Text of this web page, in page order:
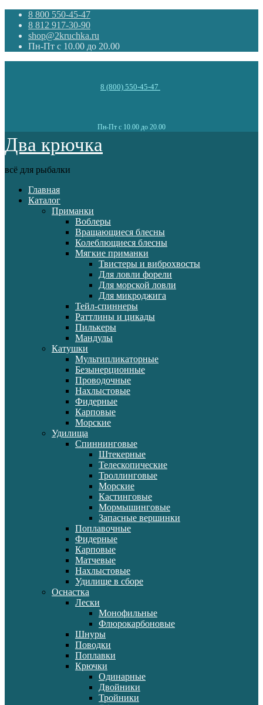
8 800 550-45-47
8 812 917-30-90
shop@2kruchka.ru
Пн-Пт с 10.00 до 20.00
8 (800) 550-45-47
Пн-Пт с 10.00 до 20.00
Два крючка
всё для рыбалки
Главная
Каталог
Приманки
Воблеры
Вращающиеся блесны
Колеблющиеся блесны
Мягкие приманки
Твистеры и виброхвосты
Для ловли форели
Для морской ловли
Для микроджига
Тейл-спиннеры
Раттлины и цикады
Пилькеры
Мандулы
Катушки
Мультипликаторные
Безынерционные
Проводочные
Нахлыстовые
Фидерные
Карповые
Морские
Удилища
Спиннинговые
Штекерные
Телескопические
Троллинговые
Морские
Кастинговые
Мормышинговые
Запасные вершинки
Поплавочные
Фидерные
Карповые
Матчевые
Нахлыстовые
Удилище в сборе
Оснастка
Лески
Монофильные
Флюрокарбоновые
Шнуры
Поводки
Поплавки
Крючки
Одинарные
Двойники
Тройники